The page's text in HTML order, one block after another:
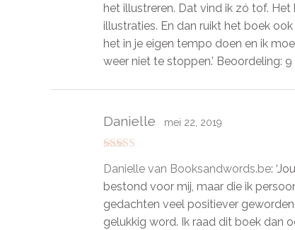
het illustreren. Dat vind ik zó tof.
illustraties. En dan ruikt het boek
het in je eigen tempo doen en ik
weer niet te stoppen.’ Beoordeling: 9
5uit 5
Danielle mei 22, 2019
Danielle van Booksandwords.be:
bestond voor mij, maar die ik
gedachten veel positiever
gelukkig word. Ik raad dit boek dan